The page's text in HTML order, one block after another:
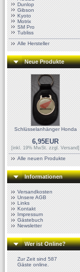
Dunlop
Gibson
Kyoto
Motrix
SM Pro
Tubliss
Alle Hersteller
Neue Produkte
Schlüsselanhänger Honda
6,95EUR
[inkl. 19% MwSt. zzgl.Versand]
Alle neuen Produkte
Informationen
Versandkosten
Unsere AGB
Links
Kontakt
Impressum
Gästebuch
Newsletter
Wer ist Online?
Zur Zeit sind 587
Gäste online.